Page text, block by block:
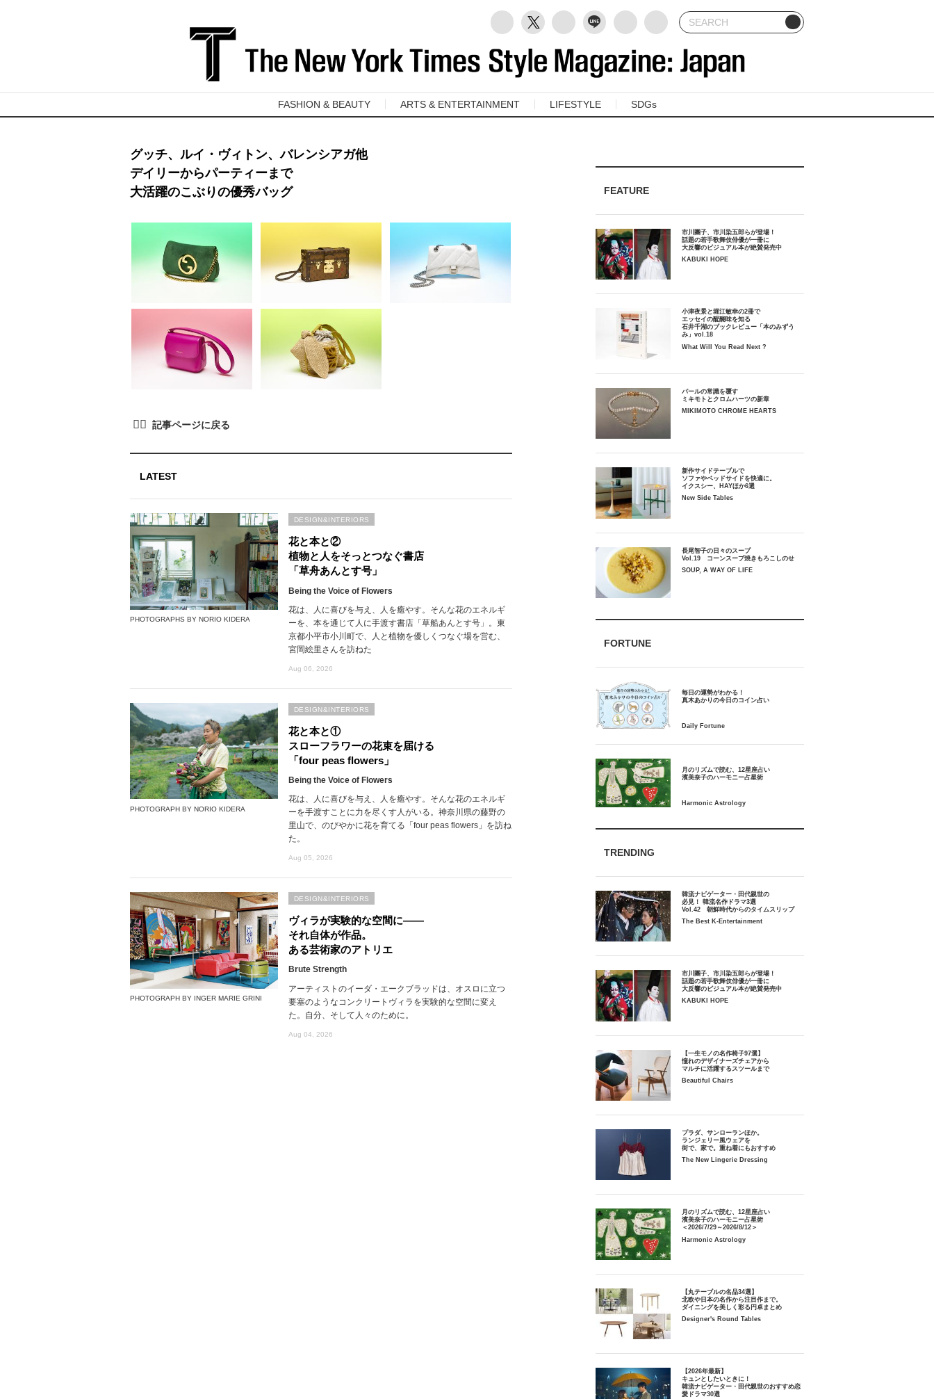
FASHION & BEAUTY ARTS & ENTERTAINMENT LIFESTYLE SDGs
グッチ、ルイ・ヴィトン、バレンシアガ他
デイリーからパーティーまで
大活躍のこぶりの優秀バッグ
LATEST
PHOTOGRAPHS BY NORIO KIDERA
花と本と②
植物と人をそっとつなぐ書店
「草舟あんとす号」
Being the Voice of Flowers
花は、人に喜びを与え、人を癒やす。そんな花のエネルギ
ーを、本を通じて人に手渡す書店「草船あんとす号」。東
京都小平市小川町で、人と植物を優しくつなぐ場を営む、
宮岡絵里さんを訪ねた
Aug 06, 2026
DESIGN&INTERIORS
PHOTOGRAPH BY NORIO KIDERA
花と本と①
スローフラワーの花束を届ける
「four peas flowers」
Being the Voice of Flowers
花は、人に喜びを与え、人を癒やす。そんな花のエネルギ
ーを手渡すことに力を尽くす人がいる。神奈川県の藤野の
里山で、のびやかに花を育てる「four peas flowers」を訪ね
た。
Aug 05, 2026
DESIGN&INTERIORS
PHOTOGRAPH BY INGER MARIE GRINI
ヴィラが実験的な空間に――
それ自体が作品。
ある芸術家のアトリエ
Brute Strength
アーティストのイーダ・エークブラッドは、オスロに立つ
要塞のようなコンクリートヴィラを実験的な空間に変え
た。自分、そして人々のために。
Aug 04, 2026
DESIGN&INTERIORS
FEATURE
市川團子、市川染五郎らが登場！
話題の若手歌舞伎俳優が一冊に
大反響のビジュアル本が絶賛発売中
KABUKI HOPE
小津夜景と堀江敏幸の2冊で
エッセイの醍醐味を知る
石井千湖のブックレビュー「本のみずう
み」vol.18
What Will You Read Next ?
パールの常識を覆す
ミキモトとクロムハーツの新章
MIKIMOTO CHROME HEARTS
新作サイドテーブルで
ソファやベッドサイドを快適に。
イクスシー、HAYほか6選
New Side Tables
長尾智子の日々のスープ
Vol.19 コーンスープ焼きもろこしのせ
SOUP, A WAY OF LIFE
FORTUNE
毎日の運勢がわかる！
月のリズムで読む、12星座占い
TRENDING
韓流ナビゲーター・田代親世の
必見！ 韓流名作ドラマ3選
Vol.42 朝鮮時代からのタイムスリップ
The Best K-Entertainment
市川團子、市川染五郎らが登場！
話題の若手歌舞伎俳優が一冊に
大反響のビジュアル本が絶賛発売中
KABUKI HOPE
【一生モノの名作椅子97選】
憧れのデザイナーズチェアから
マルチに活躍するスツールまで
Beautiful Chairs
プラダ、サンローランほか。
ランジェリー風ウェアを
街で、家で。重ね着にもおすすめ
The New Lingerie Dressing
月のリズムで読む、12星座占い
濱美奈子のハーモニー占星術
＜2026/7/29～2026/8/12＞
Harmonic Astrology
【丸テーブルの名品34選】
北欧や日本の名作から注目作まで。
ダイニングを美しく彩る円卓まとめ
Designer's Round Tables
【2026年最新】
キュンとしたいときに！
韓流ナビゲーター・田代親世のおすすめ恋
愛ドラマ30選